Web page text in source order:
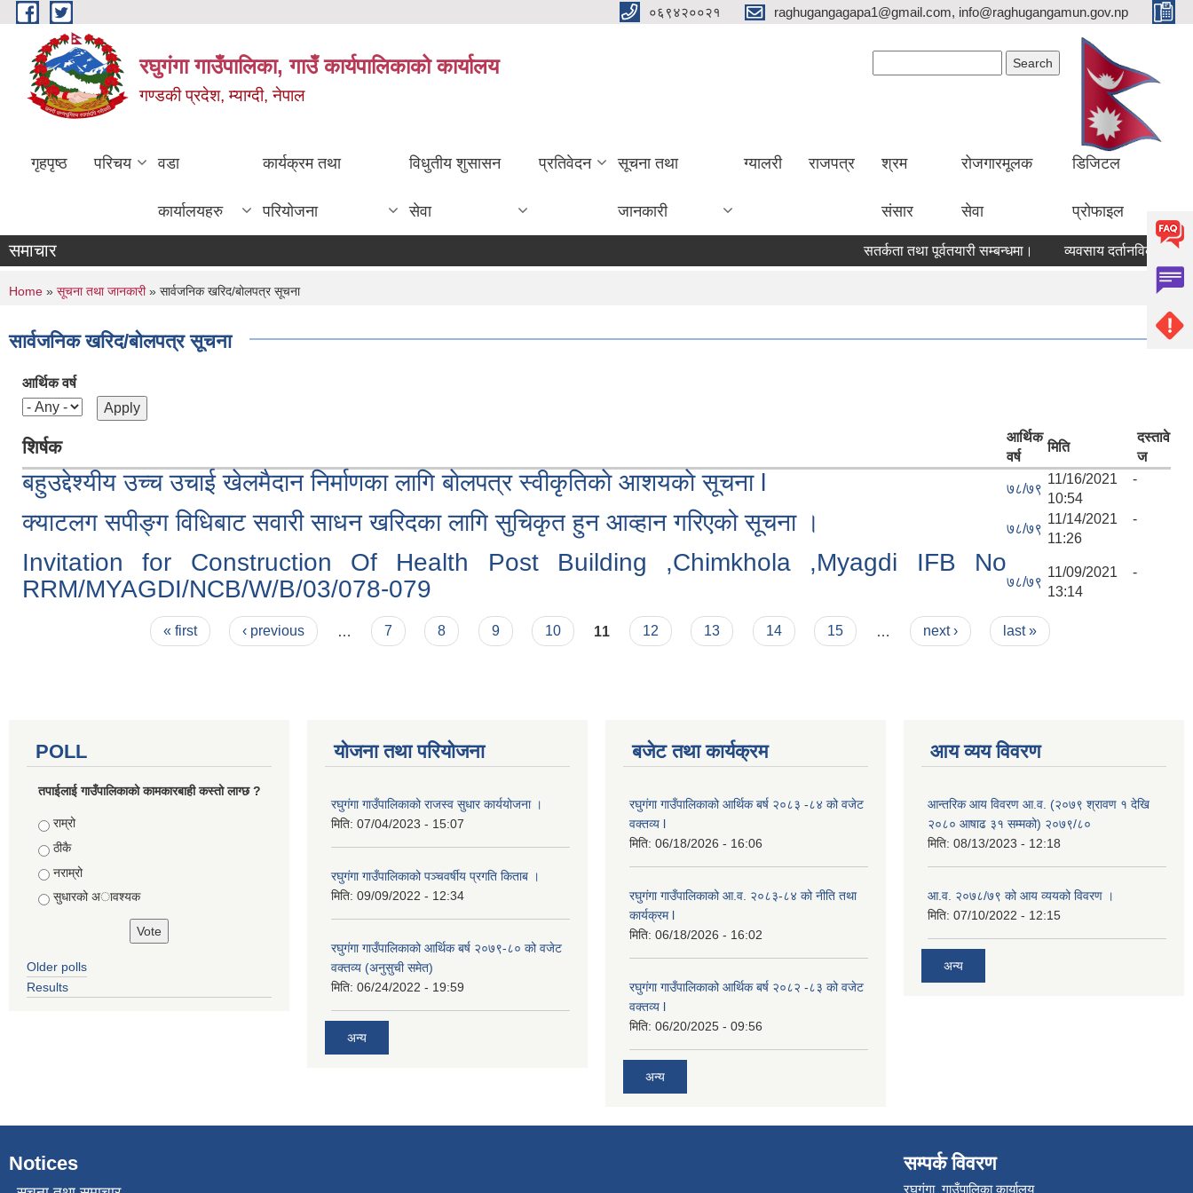
Skip to main content ०६९४२००२१ raghugangagapa1@gmail.com, info@raghugangamun.gov.np
रघुगंगा गाउँपालिका, गाउँ कार्यपालिकाको कार्यालय
गण्डकी प्रदेश, म्याग्दी, नेपाल
गृहपृष्ठ परिचय वडा
कार्यालयहरु
कार्यक्रम तथा
परियोजना
विधुतीय शुसासन
सेवा
प्रतिवेदन सूचना तथा
जानकारी
ग्यालरी राजपत्र श्रम
संसार
रोजगारमूलक
सेवा
डिजिटल
प्रोफाइल
समाचार सतर्कता तथा पूर्वतयारी सम्बन्धमा। व्यवसाय दर्तानविकरण गर्ने
You are here
Home » सूचना तथा जानकारी» सार्वजनिक खरिद/बोलपत्र सूचना
सार्वजनिक खरिद/बोलपत्र सूचना
आर्थिक वर्ष
शिर्षक
आर्थिक
वर्ष
मिति
दस्तावे
ज
बहुउद्देश्यीय उच्च उचाई खेलमैदान निर्माणका लागि बाेलपत्र स्वीकृतिकाे आशयकाे सूचना l ७८/७९
11/16/2021 -
10:54
क्याटलग सपीङ्ग विधिबाट सवारी साधन खरिदका लागि सुचिकृत हुन आव्हान गरिएको सूचना । ७८/७९
11/14/2021 -
11:26
Invitation for Construction Of Health Post Building ,Chimkhola ,Myagdi IFB No
RRM/MYAGDI/NCB/W/B/03/078-079
७८/७९
11/09/2021 -
13:14
« first ‹ previous 7 8 9 10 11 12 13 14 15 next › last »
POLL
तपाईलाई गाउँपालिकाको कामकारबाही कस्तो लाग्छ ?
Choices
राम्रो
ठीकै
नराम्रो
सुधारको अावश्यक
Older polls
Results
योजना तथा परियोजना
रघुगंगा गाउँपालिकाको राजस्व सुधार कार्ययोजना ।
मिति: 07/04/2023 - 15:07
रघुगंगा गाउँपालिकाको पञ्चवर्षीय प्रगति किताब ।
मिति: 09/09/2022 - 12:34
रघुगंगा गाउँपालिकाको आर्थिक बर्ष २०७९-८० को वजेट
वक्तव्य (अनुसुची समेत)
मिति: 06/24/2022 - 19:59
अन्य
बजेट तथा कार्यक्रम
रघुगंगा गाउँपालिकाको आर्थिक बर्ष २०८३ -८४ को वजेट
वक्तव्य l
मिति: 06/18/2026 - 16:06
रघुगंगा गाउँपालिकाको आ.व. २०८३-८४ को नीति तथा
कार्यक्रम l
मिति: 06/18/2026 - 16:02
रघुगंगा गाउँपालिकाको आर्थिक बर्ष २०८२ -८३ को वजेट
वक्तव्य l
मिति: 06/20/2025 - 09:56
अन्य
आय व्यय विवरण
आन्तरिक आय विवरण आ.व. (२०७९ श्रावण १ देखि
२०८० आषाढ ३१ सम्मको) २०७९/८०
मिति: 08/13/2023 - 12:18
आ.व. २०७८/७९ को आय व्ययको विवरण ।
मिति: 07/10/2022 - 12:15
अन्य
Notices सम्पर्क विवरण
रघुगंगा गाउँपालिका कार्यालय